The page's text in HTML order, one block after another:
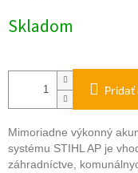
cena:
Skladom
Pridať
Mimoriadne výkonný
systému STIHL AP je
záhradníctve,